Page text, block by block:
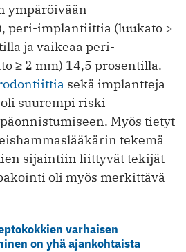
ympäröivään
peri-implantiittia (luukato >
ja vaikeaa peri-
≥ 2 mm) 14,5 prosentilla.
sekä implantteja
suurempi riski
Myös tietyt
tekemä
sijaintiin liittyvät tekijät
oli myös merkittävä
varhaisen
on yhä ajankohtaista